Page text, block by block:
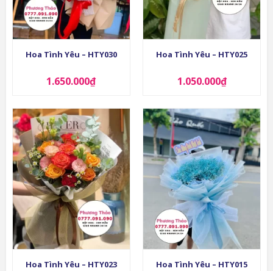
Hoa Tình Yêu – HTY030
1.650.000₫
Hoa Tình Yêu – HTY025
1.050.000₫
Hoa Tình Yêu – HTY023 Hoa Tình Yêu – HTY015